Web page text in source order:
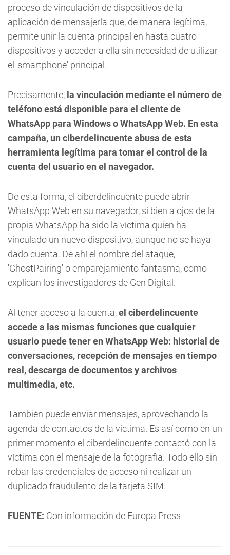
proceso de vinculación de dispositivos de la
aplicación de mensajería que, de manera legítima,
permite unir la cuenta principal en hasta cuatro
dispositivos y acceder a ella sin necesidad de utilizar
el 'smartphone' principal.
Precisamente, la vinculación mediante el número de
teléfono está disponible para el cliente de
WhatsApp para Windows o WhatsApp Web. En esta
campaña, un ciberdelincuente abusa de esta
herramienta legítima para tomar el control de la
cuenta del usuario en el navegador.
De esta forma, el ciberdelincuente puede abrir
WhatsApp Web en su navegador, si bien a ojos de la
propia WhatsApp ha sido la víctima quien ha
vinculado un nuevo dispositivo, aunque no se haya
dado cuenta. De ahí el nombre del ataque,
'GhostPairing' o emparejamiento fantasma, como
explican los investigadores de Gen Digital.
Al tener acceso a la cuenta,el ciberdelincuente
accede a las mismas funciones que cualquier
usuario puede tener en WhatsApp Web: historial de
conversaciones, recepción de mensajes en tiempo
real, descarga de documentos y archivos
multimedia, etc.
También puede enviar mensajes, aprovechando la
agenda de contactos de la víctima. Es así como en un
primer momento el ciberdelincuente contactó con la
víctima con el mensaje de la fotografía. Todo ello sin
robar las credenciales de acceso ni realizar un
duplicado fraudulento de la tarjeta SIM.
FUENTE: Con información de Europa Press